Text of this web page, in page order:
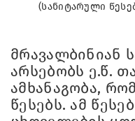
(სანიტარული
მრავალბინიან
არსებობს ე.წ.
ამხანაგობა,
წესებს. ამ